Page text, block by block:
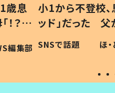
歳息
？」
編集部
小1から不登校、
ッド」だった
作り続ける理
#令和の子
SNSで話題 ほ